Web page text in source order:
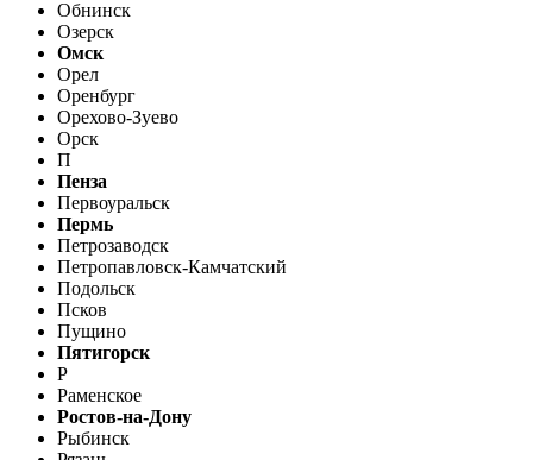
Обнинск
Озерск
Омск
Орел
Оренбург
Орехово-Зуево
Орск
П
Пенза
Первоуральск
Пермь
Петрозаводск
Петропавловск-Камчатский
Подольск
Псков
Пущино
Пятигорск
Р
Раменское
Ростов-на-Дону
Рыбинск